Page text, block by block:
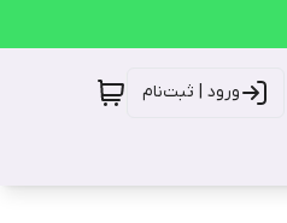
ورود | ثبت‌نام